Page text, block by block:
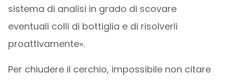
sistema di analisi in grado di scovare
eventuali colli di bottiglia e di risolverli
proattivamente».
Per chiudere il cerchio, impossibile non citare